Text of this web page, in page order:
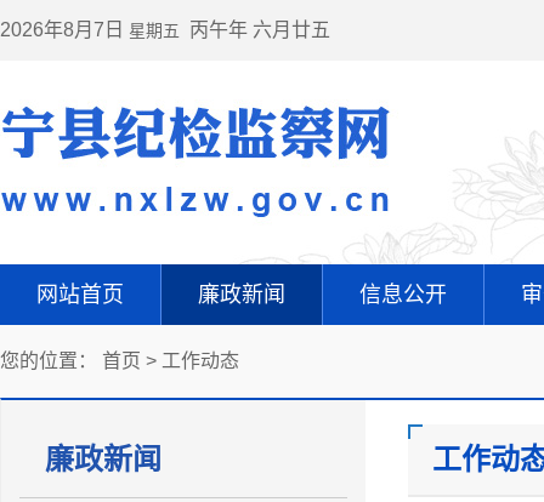
2026年8月7日 星期五 丙午年 六月廿五
网站首页 廉政新闻 信息公开
您的位置： 首页 > 工作动态
廉政新闻 工作动